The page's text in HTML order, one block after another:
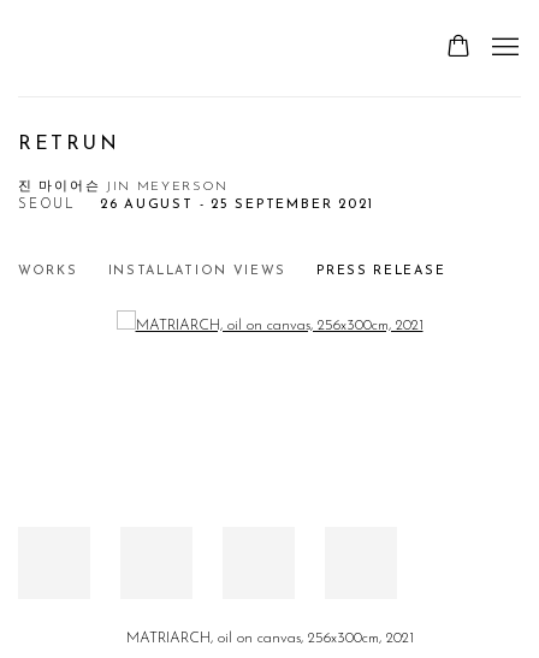
RETRUN
진 마이어슨 JIN MEYERSON
26 AUGUST - 25 SEPTEMBER 2021
SEOUL
WORKS INSTALLATION VIEWS PRESS RELEASE
Open a larger version of the following image in a popup:
MATRIARCH, oil on canvas, 256x300cm, 2021